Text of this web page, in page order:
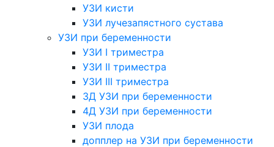
УЗИ кисти
УЗИ лучезапястного сустава
УЗИ при беременности
УЗИ I триместра
УЗИ II триместра
УЗИ III триместра
3Д УЗИ при беременности
4Д УЗИ при беременности
УЗИ плода
допплер на УЗИ при беременности